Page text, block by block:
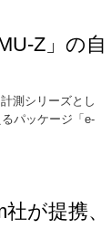
Z」の自
測シリーズとし
パッケージ「e-
が提携、